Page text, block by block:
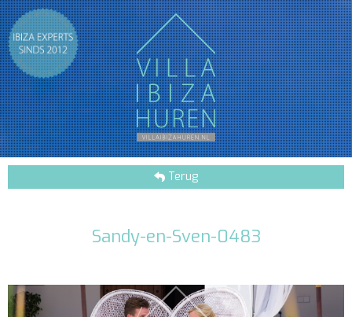
Terug
Sandy-en-Sven-0483